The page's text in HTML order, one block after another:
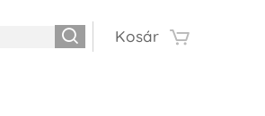
Kosár